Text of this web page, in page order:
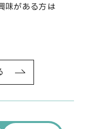
味がある方は